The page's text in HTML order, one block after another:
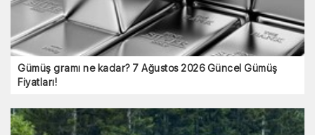
Gümüş gramı ne kadar? 7 Ağustos 2026 Güncel Gümüş
Fiyatları!